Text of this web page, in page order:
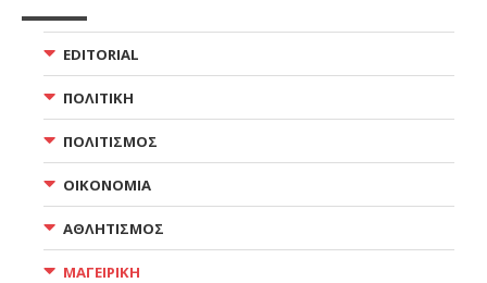
EDITORIAL
ΠΟΛΙΤΙΚΗ
ΠΟΛΙΤΙΣΜΟΣ
ΟΙΚΟΝΟΜΙΑ
ΑΘΛΗΤΙΣΜΟΣ
ΜΑΓΕΙΡΙΚΗ